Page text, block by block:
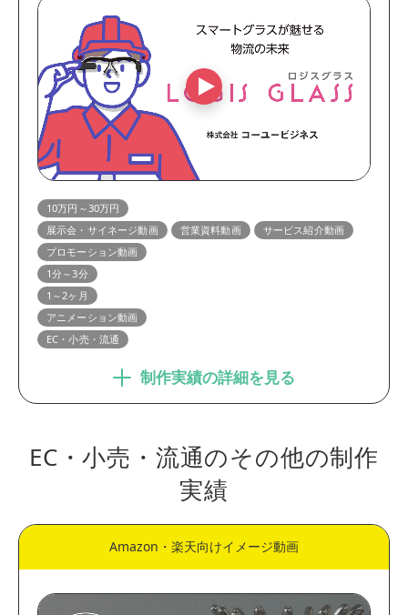
10万円～30万円
展示会・サイネージ動画
営業資料動画
サービス紹介動画
プロモーション動画
1分～3分
1～2ヶ月
アニメーション動画
EC・小売・流通
制作実績の詳細を見る
EC・小売・流通のその他の制作
実績
Amazon・楽天向けイメージ動画